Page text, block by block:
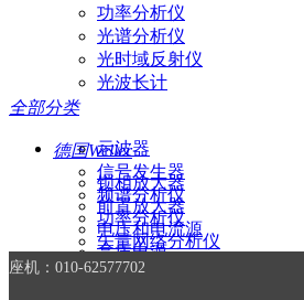
功率分析仪
光谱分析仪
光时域反射仪
光波长计
德国Weller
锁相放大器
前置放大器
电压和电流源
高压电源
RF信号发生器
全部分类
示波器
信号发生器
频谱分析仪
功率分析仪
矢量网络分析仪
电源
座机：010-62577702